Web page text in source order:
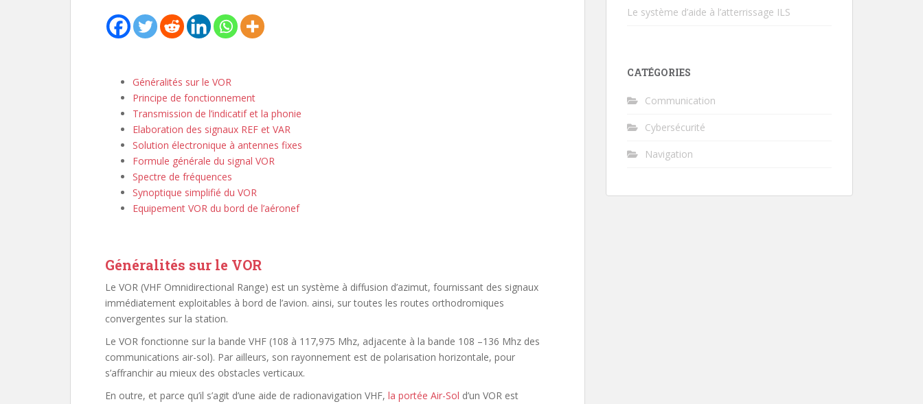
Généralités sur le VOR
Principe de fonctionnement
Transmission de l’indicatif et la phonie
Elaboration des signaux REF et VAR
Solution électronique à antennes fixes
Formule générale du signal VOR
Spectre de fréquences
Synoptique simplifié du VOR
Equipement VOR du bord de l’aéronef
Généralités sur le VOR
Le VOR (VHF Omnidirectional Range) est un système à diffusion d’azimut, fournissant des signaux
immédiatement exploitables à bord de l’avion. ainsi, sur toutes les routes orthodromiques
convergentes sur la station.
Le VOR fonctionne sur la bande VHF (108 à 117,975 Mhz, adjacente à la bande 108 –136 Mhz des
communications air-sol). Par ailleurs, son rayonnement est de polarisation horizontale, pour
s’affranchir au mieux des obstacles verticaux.
En outre, et parce qu’il s’agit d’une aide de radionavigation VHF, la portée Air-Sol d’un VOR est
Le système d’aide à l’atterrissage ILS
CATÉGORIES
Communication
Cybersécurité
Navigation